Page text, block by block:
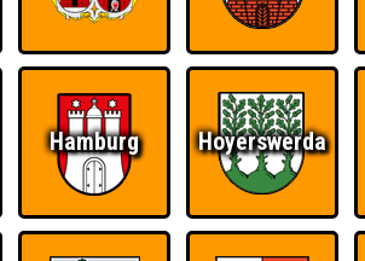
Hamburg Hoyerswerda